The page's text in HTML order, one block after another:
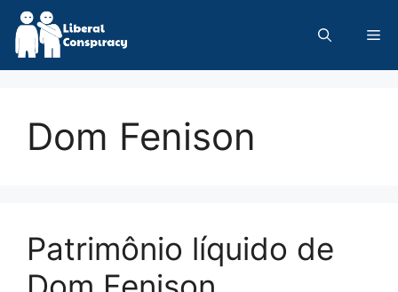
Skip
content
Dom Fenison
Patrimônio líquido de